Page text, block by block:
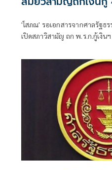
'โสภณ' รอเอกสารจากศาลรัฐธ
เปิดสภาวิสามัญ ถก พ.ร.ก.กู้เงิน